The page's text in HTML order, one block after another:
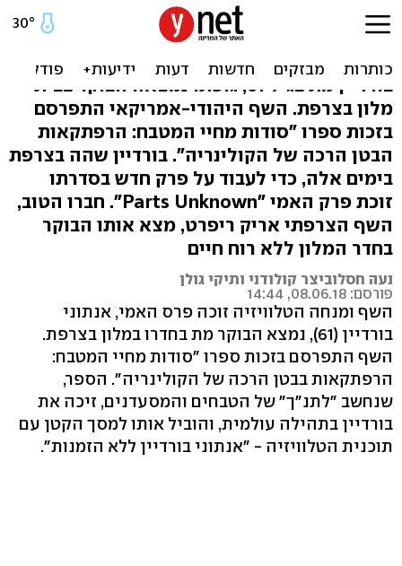
השף אנתוני בורדיין התאבד
הלם בעולם הקולינריה: השף היהודי אנתוני
בורדיין מת בגיל 61, גופתו נמצאה הבוקר בבית
מלון בצרפת. השף היהודי-אמריקאי התפרסם
בזכות ספרו "סודות מחיי המטבח: הרפתקאות
הבטן הרכה של הקולינריה". בורדיין שהה בצרפת
בימים אלה, כדי לעבוד על פרק חדש בסדרתו
זוכת פרק האמי "Parts Unknown". חברו הטוב,
השף הצרפתי אריק ריפרט, מצא אותו הבוקר
בחדר המלון ללא רוח חיים
נעה חסלוביצר קולודני ותיקי גולן
פורסם: 08.06.18, 14:44
השף ומנחה הטלוויזיה זוכה פרס האמי, אנתוני
בורדיין (61), נמצא הבוקר מת בחדרו במלון בצרפת.
השף התפרסם בזכות ספרו "סודות מחיי המטבח:
הרפתקאות בבטן הרכה של הקולינריה". הספר,
שנחשב "לתנ"ך" של הטבחים והמסעדנים, זיכה את
בורדיין בתהילה עולמית, והוביל אותו למסך הקטן עם
תוכנית הטלוויזיה - "אנתוני בורדיין ללא הזמנות".